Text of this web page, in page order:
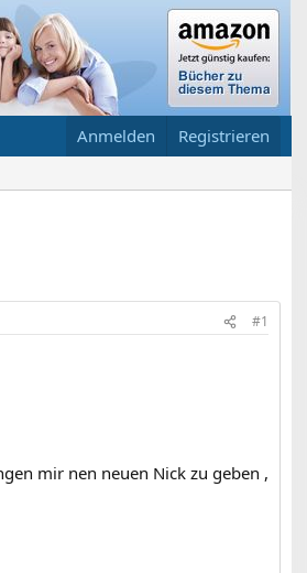
Anmelden Registrieren
#1
mir nen neuen Nick zu geben ,